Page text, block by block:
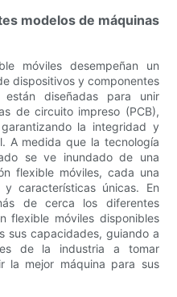
modelos de máquinas
móviles desempeñan un
dispositivos y componentes
están diseñadas para unir
de circuito impreso (PCB),
la integridad y
A medida que la tecnología
se ve inundado de una
flexible móviles, cada una
características únicas. En
de cerca los diferentes
flexible móviles disponibles
sus capacidades, guiando a
de la industria a tomar
la mejor máquina para sus